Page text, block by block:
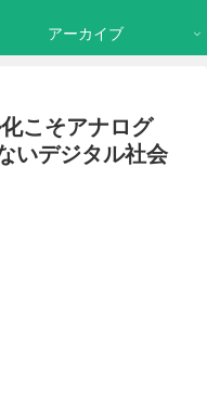
アーカイブ
こそアナログ
いデジタル社会